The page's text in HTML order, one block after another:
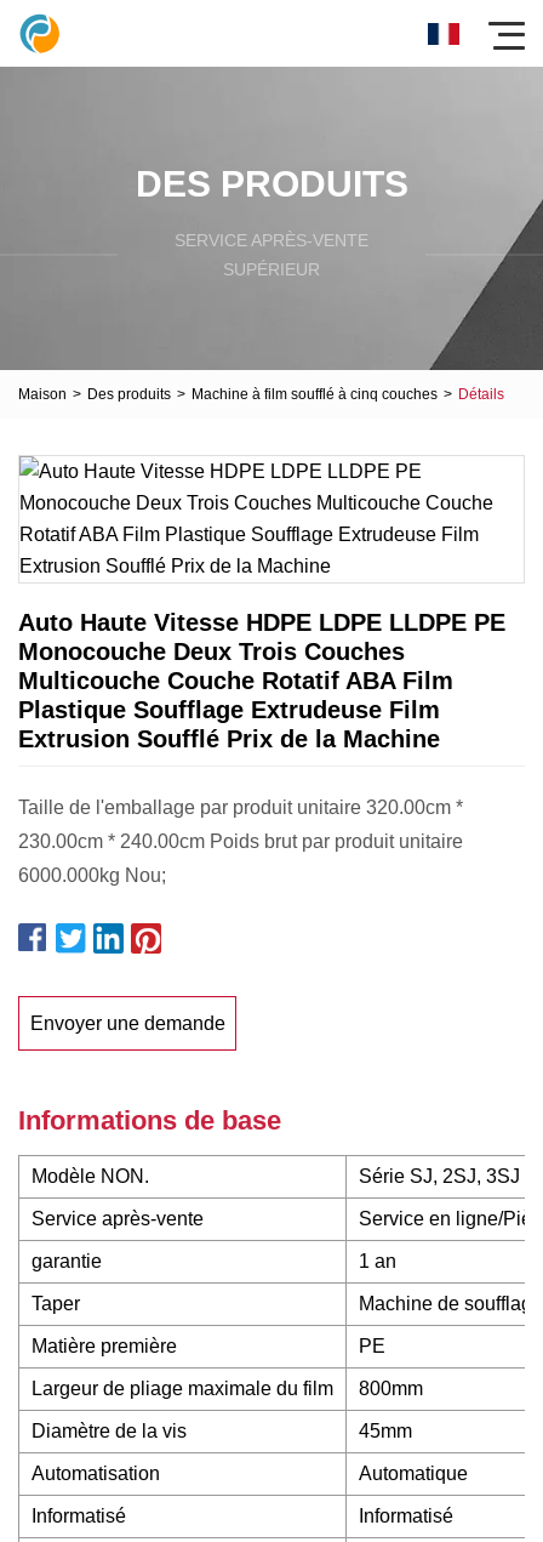
DES PRODUITS
SERVICE APRÈS-VENTE
SUPÉRIEUR
Maison > Des produits > Machine à film soufflé à cinq couches > Détails
Auto Haute Vitesse HDPE LDPE LLDPE PE
Monocouche Deux Trois Couches
Multicouche Couche Rotatif ABA Film
Plastique Soufflage Extrudeuse Film
Extrusion Soufflé Prix de la Machine
Taille de l'emballage par produit unitaire 320.00cm *
230.00cm * 240.00cm Poids brut par produit unitaire
6000.000kg Nou;
Envoyer une demande
Informations de base
Modèle NON. Série SJ, 2SJ, 3SJ
Service après-vente Service en ligne/
garantie 1 an
Taper Machine de
Matière première PE
Largeur de pliage maximale du film 800mm
Diamètre de la vis 45mm
Automatisation Automatique
Informatisé Informatisé